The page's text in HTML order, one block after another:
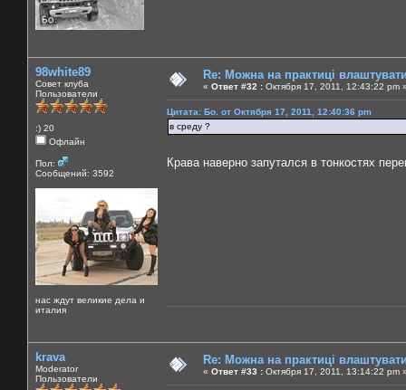
98white89
Совет клуба
Пользователи
:) 20
Офлайн
Пол:
Сообщений: 3592
нас ждут великие дела и
италия
Re: Можна на практиці
« Ответ #32 : Октября 17, 2011, 12:43:22 pm
Цитата: Бо. от Октября 17, 2011, 12:40:36 pm
в среду ?
Крава наверно запутался в тонкостях
krava
Moderator
Пользователи
Re: Можна на практиці
« Ответ #33 : Октября 17, 2011, 13:14:22 pm